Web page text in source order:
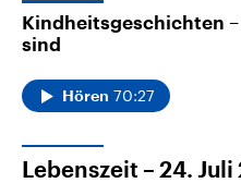
Kindheitsgeschichten
sind
Hören 70:27
Lebenszeit – 24.